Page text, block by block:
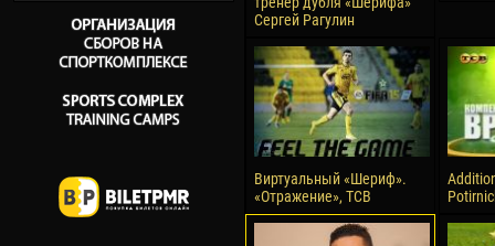
Сергей Рагулин
Виртуальный «Шериф».
«Отражение», ТСВ